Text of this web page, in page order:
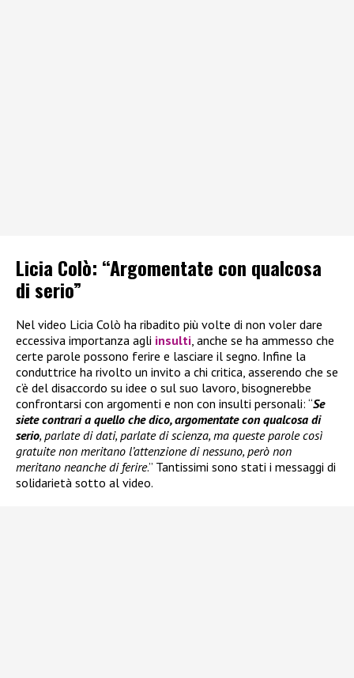
Licia Colò: “Argomentate con qualcosa
di serio”
Nel video Licia Colò ha ribadito più volte di non voler dare
eccessiva importanza agli insulti, anche se ha ammesso che
certe parole possono ferire e lasciare il segno. Infine la
conduttrice ha rivolto un invito a chi critica, asserendo che se
c’è del disaccordo su idee o sul suo lavoro, bisognerebbe
confrontarsi con argomenti e non con insulti personali: “Se
siete contrari a quello che dico, argomentate con qualcosa di
serio, parlate di dati, parlate di scienza, ma queste parole così
gratuite non meritano l’attenzione di nessuno, però non
meritano neanche di ferire.” Tantissimi sono stati i messaggi di
solidarietà sotto al video.